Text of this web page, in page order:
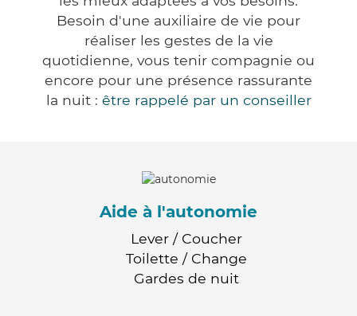
Besoin d'une auxiliaire de vie pour
réaliser les gestes de la vie
quotidienne, vous tenir compagnie ou
encore pour une présence rassurante
la nuit : être rappelé par un conseiller
Aide à l'autonomie
Lever / Coucher
Toilette / Change
Gardes de nuit